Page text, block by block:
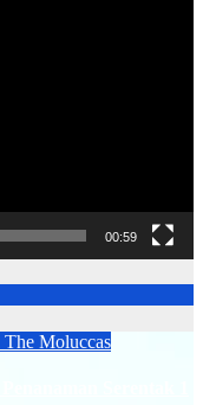
00:59
The Moluccas